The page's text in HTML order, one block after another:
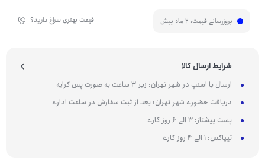
بروزرسانی قیمت: 2 ماه پیش قیمت بهتری سراغ دارید؟
شرایط ارسال کالا
ارسال با اسنپ در شهر تهران: زیر 3 ساعت به صورت پس کرایه
دریافت حضوری شهر تهران: بعد از ثبت سفارش در ساعت اداری
پست پیشتاز: 3 الی 6 روز کاری
تیپاکس: 1 الی 4 روز کاری